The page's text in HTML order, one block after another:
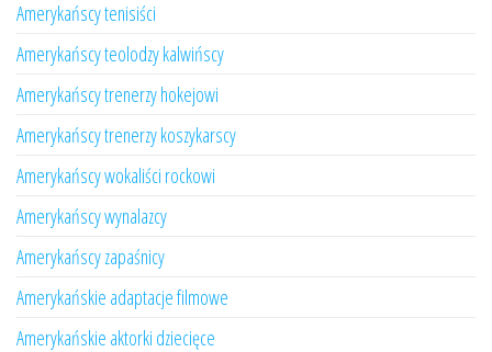
Amerykańscy tenisiści
Amerykańscy teolodzy kalwińscy
Amerykańscy trenerzy hokejowi
Amerykańscy trenerzy koszykarscy
Amerykańscy wokaliści rockowi
Amerykańscy wynalazcy
Amerykańscy zapaśnicy
Amerykańskie adaptacje filmowe
Amerykańskie aktorki dziecięce